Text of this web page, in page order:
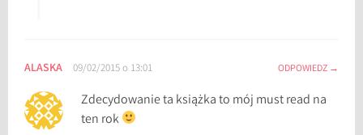
ALASKA 09/02/2015 o 13:01 ODPOWIEDZ
Zdecydowanie ta książka to mój must read na
ten rok